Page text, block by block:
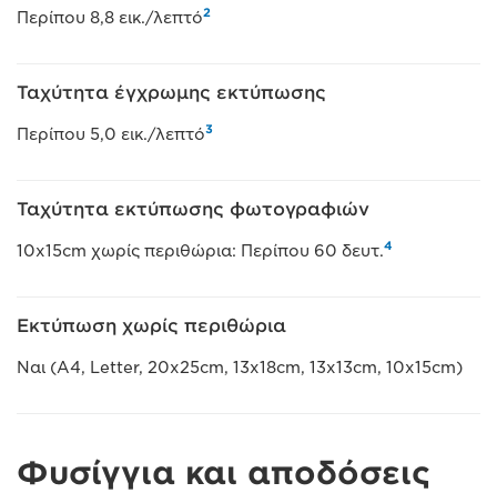
Περίπου 8,8 εικ./λεπτό2
Ταχύτητα έγχρωμης εκτύπωσης
Περίπου 5,0 εικ./λεπτό3
Ταχύτητα εκτύπωσης φωτογραφιών
10x15cm χωρίς περιθώρια: Περίπου 60 δευτ.4
Εκτύπωση χωρίς περιθώρια
Ναι (A4, Letter, 20x25cm, 13x18cm, 13x13cm, 10x15cm)
Φυσίγγια και αποδόσεις